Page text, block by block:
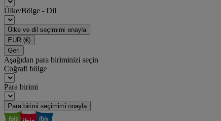
Ülke/Bölge - Dil
Ülke ve dil seçimimi onayla
EUR (€)
Geri
Aşağıdan para biriminizi seçin
Coğrafi bölge
Para birimi
Para birimi seçimimi onayla